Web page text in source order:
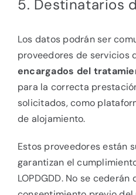
5. Destinatarios
Los datos podrán ser
proveedores de servicios
encargados del
para la correcta
solicitados, como
de alojamiento.
Estos proveedores están
garantizan el
LOPDGDD. No se